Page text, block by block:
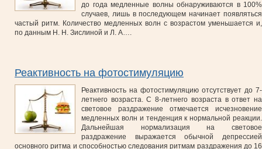
до года медленные волны обнаруживаются в 100%
случаев, лишь в последующем начинает появляться
частый ритм. Количество медленных волн с возрастом уменьшается и,
по данным Н. Н. Зислиной и Л. А….
Реактивность на фотостимуляцию
Реактивность на фотостимуляцию отсутствует до 7-
летнего возраста. С 8-летнего возраста в ответ на
световое раздражение отмечается исчезновение
медленных волн и тенденция к нормальной реакции.
Дальнейшая нормализация на световое
раздражение выражается обычной депрессией
основного ритма и способностью следования ритмам раздражения до 16